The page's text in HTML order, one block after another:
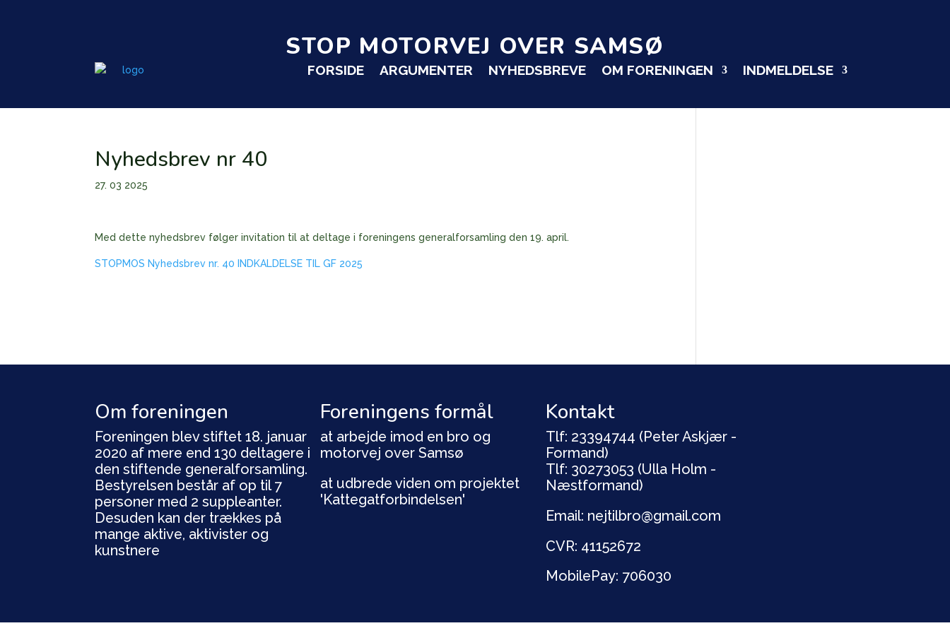
STOP MOTORVEJ OVER SAMSØ
FORSIDE ARGUMENTER NYHEDSBREVE OM FORENINGEN INDMELDELSE
Nyhedsbrev nr 40
27. 03 2025
Med dette nyhedsbrev følger invitation til at deltage i foreningens generalforsamling den 19. april.
STOPMOS Nyhedsbrev nr. 40 INDKALDELSE TIL GF 2025
Om foreningen
Foreningen blev stiftet 18. januar
2020 af mere end 130 deltagere i
den stiftende generalforsamling.
Bestyrelsen består af op til 7
personer med 2 suppleanter.
Desuden kan der trækkes på
mange aktive, aktivister og
kunstnere
Foreningens formål
at arbejde imod en bro og
motorvej over Samsø
at udbrede viden om projektet
'Kattegatforbindelsen'
Kontakt
Tlf: 23394744 (Peter Askjær -
Formand)
Tlf: 30273053 (Ulla Holm -
Næstformand)
Email: nejtilbro@gmail.com
CVR: 41152672
MobilePay: 706030